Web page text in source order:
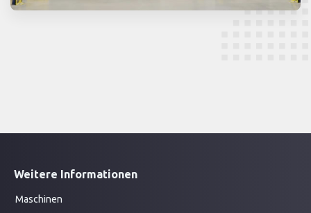
Weitere Informationen
Maschinen